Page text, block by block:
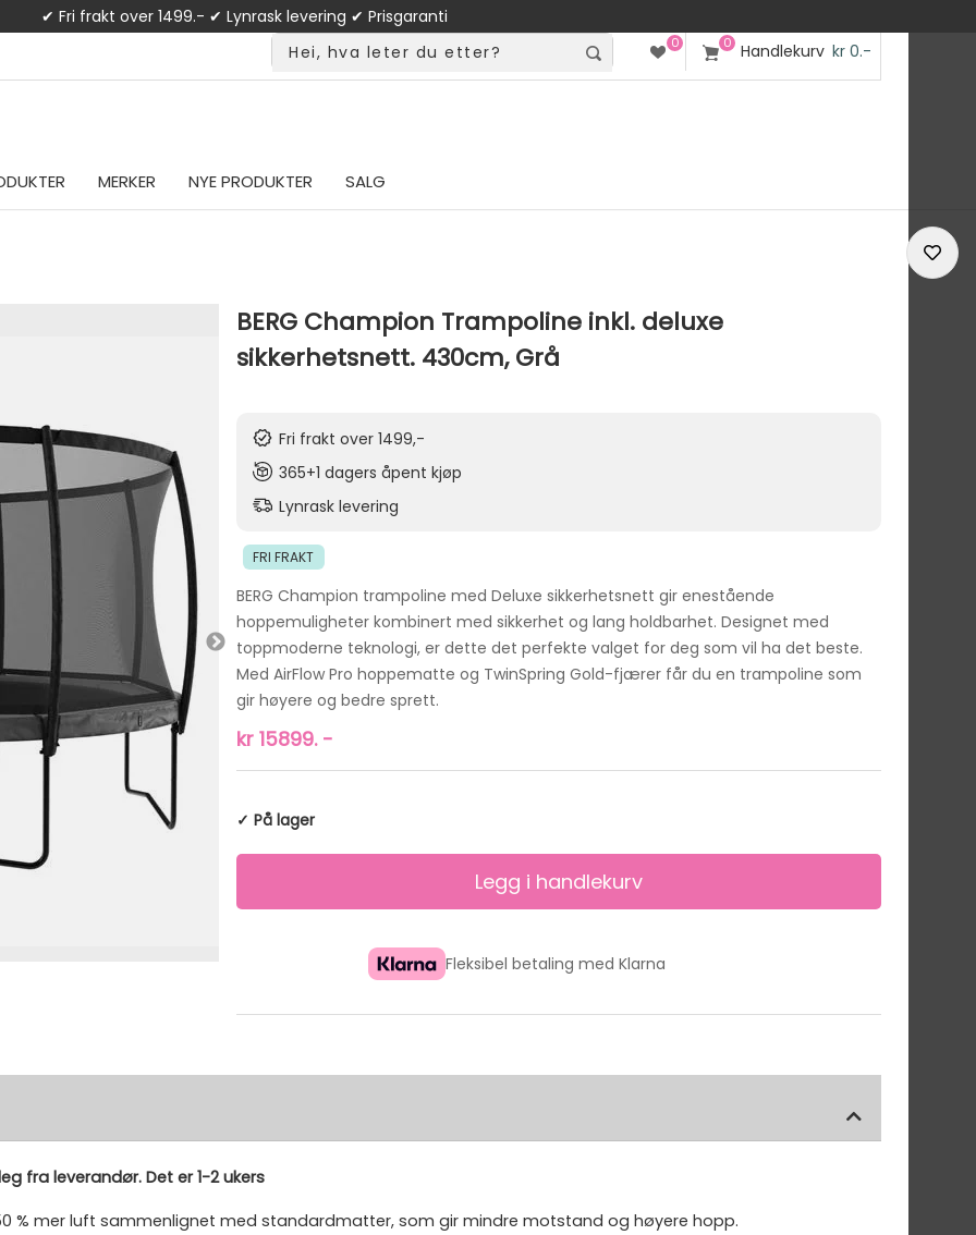
✔ Fri frakt over 1499.- ✔ Lynrask levering ✔ Prisgaranti
0 0 Handlekurv kr 0.-
MERKER NYE PRODUKTER SALG
BERG Champion Trampoline inkl. deluxe
sikkerhetsnett. 430cm, Grå
Fri frakt over 1499,-
365+1 dagers åpent kjøp
Lynrask levering
FRI FRAKT
BERG Champion trampoline med Deluxe sikkerhetsnett gir enestående
hoppemuligheter kombinert med sikkerhet og lang holdbarhet. Designet med
toppmoderne teknologi, er dette det perfekte valget for deg som vil ha det beste.
Med AirFlow Pro hoppematte og TwinSpring Gold-fjærer får du en trampoline som
gir høyere og bedre sprett.
kr 15899.-
✓ På lager
Fleksibel betaling med Klarna
fra leverandør. Det er 1-2 ukers
% mer luft sammenlignet med standardmatter, som gir mindre motstand og høyere hopp.